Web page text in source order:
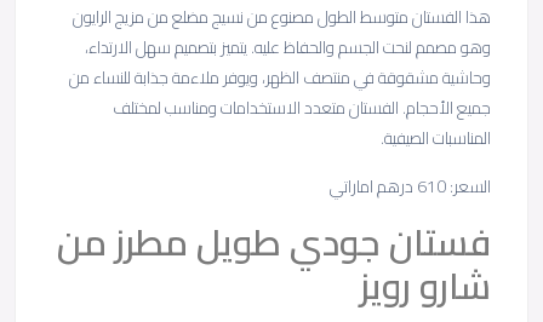
هذا الفستان متوسط ​​الطول مصنوع من نسيج مضلع من مزيج الرايون
وهو مصمم لنحت الجسم والحفاظ عليه. يتميز بتصميم سهل الارتداء،
وحاشية مشقوقة في منتصف الظهر، ويوفر ملاءمة جذابة للنساء من
جميع الأحجام. الفستان متعدد الاستخدامات ومناسب لمختلف
المناسبات الصيفية.
السعر: 610 درهم اماراتي
فستان جودي طويل مطرز من
شارو رويز